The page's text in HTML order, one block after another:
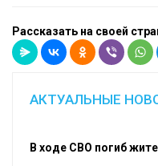
Рассказать на своей
АКТУАЛЬНЫЕ
В ходе СВО погиб